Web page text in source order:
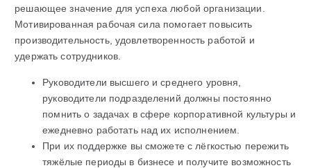
решающее значение для успеха любой организации.
Мотивированная рабочая сила помогает повысить
производительность, удовлетворенность работой и
удержать сотрудников.
Руководители высшего и среднего уровня,
руководители подразделений должны постоянно
помнить о задачах в сфере корпоративной культуры и
ежедневно работать над их исполнением.
При их поддержке вы сможете с лёгкостью пережить
тяжёлые периоды в бизнесе и получите возможность